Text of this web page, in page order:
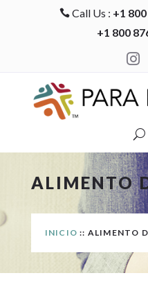
 Call Us : +1
+1 800

ALIMENTO
INICIO :: ALIMENTO